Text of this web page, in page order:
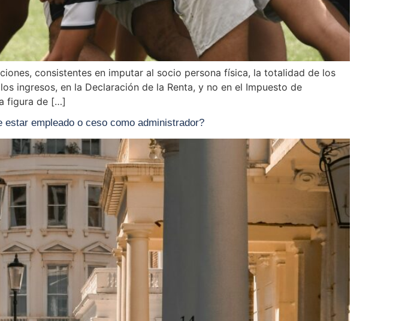
consistentes en imputar al socio persona física, la totalidad de los
ingresos, en la Declaración de la Renta, y no en el Impuesto de
figura de […]
empleado o ceso como administrador?